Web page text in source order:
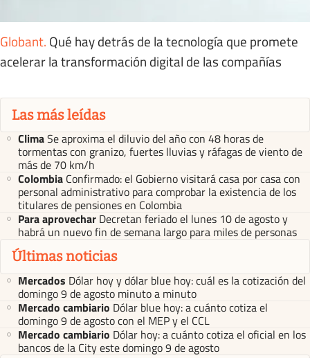
Globant. Qué hay detrás de la tecnología que promete
acelerar la transformación digital de las compañías
Las más leídas
ClimaSe aproxima el diluvio del año con 48 horas de
tormentas con granizo, fuertes lluvias y ráfagas de viento de
más de 70 km/h
Colombia Confirmado: el Gobierno visitará casa por casa con
personal administrativo para comprobar la existencia de los
titulares de pensiones en Colombia
Para aprovechar Decretan feriado el lunes 10 de agosto y
habrá un nuevo fin de semana largo para miles de personas
Últimas noticias
Mercados Dólar hoy y dólar blue hoy: cuál es la cotización del
domingo 9 de agosto minuto a minuto
Mercado cambiario Dólar blue hoy: a cuánto cotiza el
domingo 9 de agosto con el MEP y el CCL
Mercado cambiario Dólar hoy: a cuánto cotiza el oficial en los
bancos de la City este domingo 9 de agosto